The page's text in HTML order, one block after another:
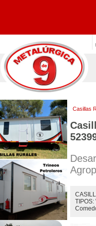
Casillas